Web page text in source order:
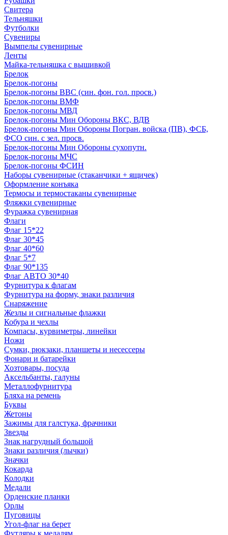
Свитера
Тельняшки
Футболки
Сувениры
Вымпелы сувенирные
Ленты
Майка-тельняшка с вышивкой
Брелок
Брелок-погоны
Брелок-погоны ВВС (син. фон. гол. просв.)
Брелок-погоны ВМФ
Брелок-погоны МВД
Брелок-погоны Мин Обороны ВКС, ВДВ
Брелок-погоны Мин Обороны Погран. войска (ПВ), ФСБ,
ФСО син. с зел. просв.
Брелок-погоны Мин Обороны сухопутн.
Брелок-погоны МЧС
Брелок-погоны ФСИН
Наборы сувенирные (стаканчики + ящичек)
Оформление конъяка
Термосы и термостаканы сувенирные
Фляжки сувенирные
Фуражка сувенирная
Флаги
Флаг 15*22
Флаг 30*45
Флаг 40*60
Флаг 5*7
Флаг 90*135
Флаг АВТО 30*40
Фурнитура к флагам
Фурнитура на форму, знаки различия
Снаряжение
Жезлы и сигнальные флажки
Кобура и чехлы
Компасы, курвиметры, линейки
Ножи
Сумки, рюкзаки, планшеты и несессеры
Фонари и батарейки
Хозтовары, посуда
Аксельбанты, галуны
Металлофурнитура
Бляха на ремень
Буквы
Жетоны
Зажимы для галстука, фрачники
Звезды
Знак нагрудный большой
Знаки различия (лычки)
Значки
Кокарда
Колодки
Медали
Орденские планки
Орлы
Пуговицы
Угол-флаг на берет
Футляры к медалям